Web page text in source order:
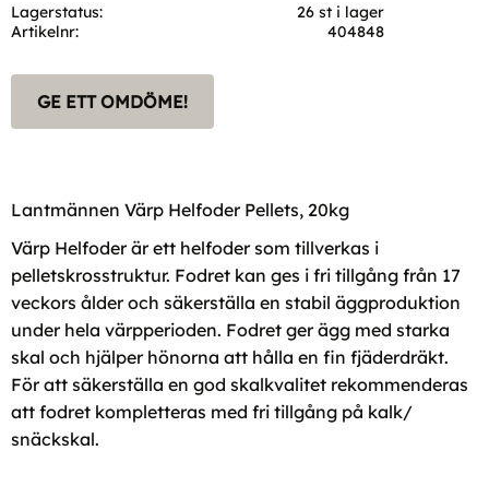
Lagerstatus
26 st i lager
Artikelnr
404848
GE ETT OMDÖME!
Lantmännen Värp Helfoder Pellets, 20kg
Värp Helfoder är ett helfoder som tillverkas i
pelletskrosstruktur. Fodret kan ges i fri tillgång från 17
veckors ålder och säkerställa en stabil äggproduktion
under hela värpperioden. Fodret ger ägg med starka
skal och hjälper hönorna att hålla en fin fjäderdräkt.
För att säkerställa en god skalkvalitet rekommenderas
att fodret kompletteras med fri tillgång på kalk/
snäckskal.